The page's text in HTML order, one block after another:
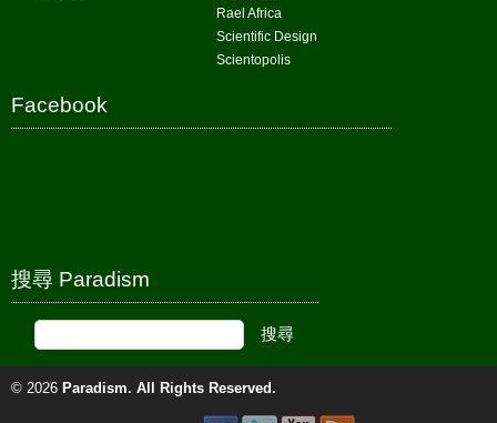
Rael Africa
Scientific Design
Scientopolis
Facebook
搜尋 Paradism
© 2026 Paradism. All Rights Reserved.